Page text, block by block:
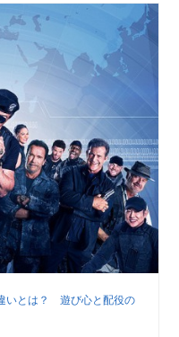
いとは？ 遊び心と配役の